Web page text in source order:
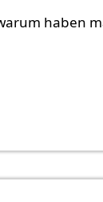
haben